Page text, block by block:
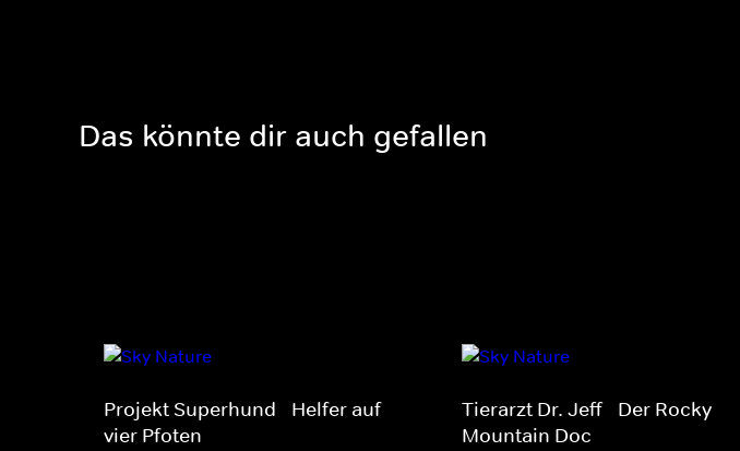
Das könnte dir auch gefallen
Projekt Superhund - Helfer auf
vier Pfoten
Tierarzt Dr. Jeff - Der Rocky
Mountain Doc